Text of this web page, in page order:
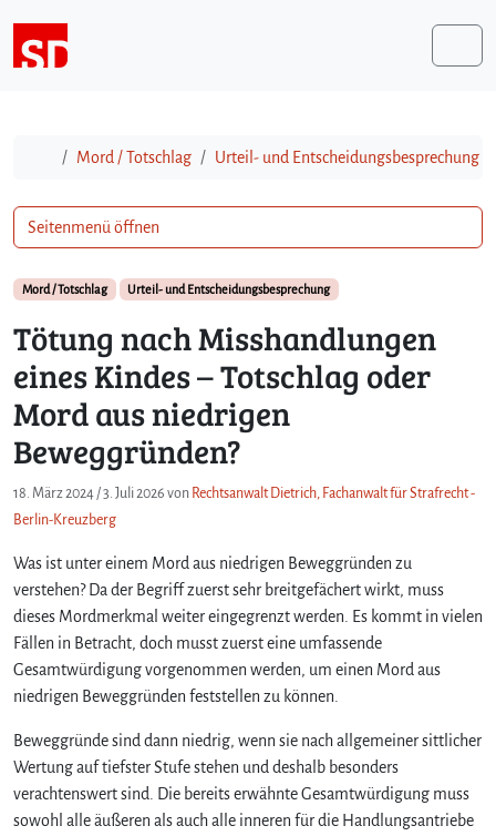
StartMord / Totschlag Urteil- und Entscheidungsbesprechung
Mord / Totschlag Urteil- und Entscheidungsbesprechung
Tötung nach Misshandlungen
eines Kindes – Totschlag oder
Mord aus niedrigen
Beweggründen?
18. März 2024 /3. Juli 2026 von Rechtsanwalt Dietrich, Fachanwalt für Strafrecht -
Berlin-Kreuzberg
Was ist unter einem Mord aus niedrigen Beweggründen zu
verstehen? Da der Begriff zuerst sehr breitgefächert wirkt, muss
dieses Mordmerkmal weiter eingegrenzt werden. Es kommt in vielen
Fällen in Betracht, doch musst zuerst eine umfassende
Gesamtwürdigung vorgenommen werden, um einen Mord aus
niedrigen Beweggründen feststellen zu können.
Beweggründe sind dann niedrig, wenn sie nach allgemeiner sittlicher
Wertung auf tiefster Stufe stehen und deshalb besonders
verachtenswert sind. Die bereits erwähnte Gesamtwürdigung muss
sowohl alle äußeren als auch alle inneren für die Handlungsantriebe
Seitenmenü öffnen